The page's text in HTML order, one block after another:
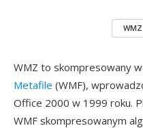
WMZ
WMZ to skompresowany
Metafile (WMF),
Office 2000 w 1999 roku.
WMF skompresowanym